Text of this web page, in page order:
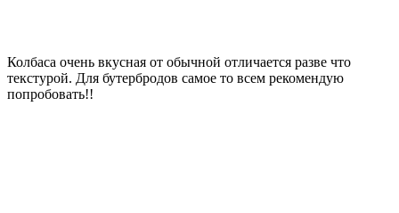
Колбаса очень вкусная от обычной отличается разве что
текстурой. Для бутербродов самое то всем рекомендую
попробовать!!